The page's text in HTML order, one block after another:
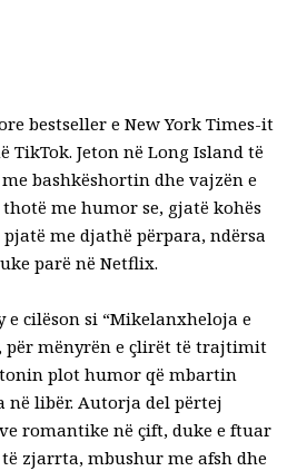
bestseller e New York Times-it
TikTok. Jeton në Long Island të
bashkëshortin dhe vajzën e
thotë me humor se, gjatë kohës
me djathë përpara, ndërsa
parë në Netflix.
cilëson si “Mikelanxheloja e
për mënyrën e çlirët të trajtimit
plot humor që mbartin
libër. Autorja del përtej
romantike në çift, duke e ftuar
zjarrta, mbushur me afsh dhe